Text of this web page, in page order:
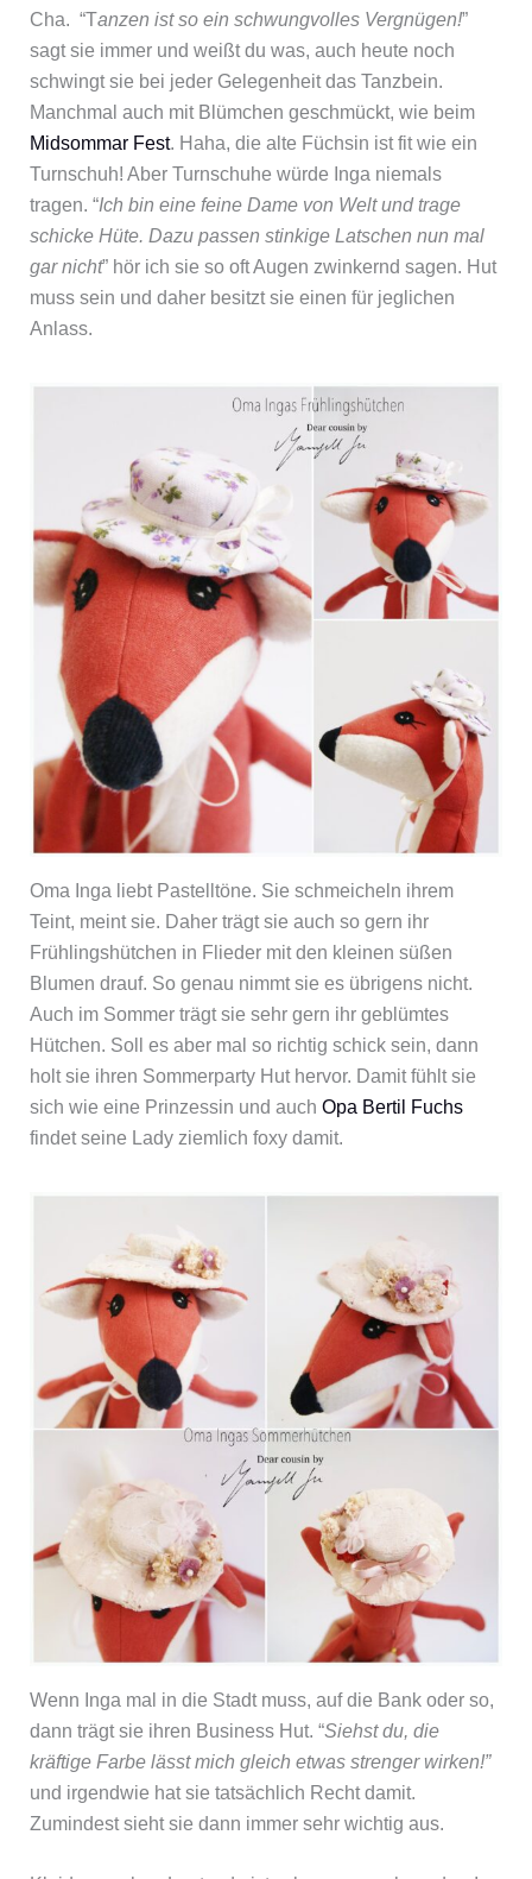
Cha. “Tanzen ist so ein schwungvolles Vergnügen!”
sagt sie immer und weißt du was, auch heute noch
schwingt sie bei jeder Gelegenheit das Tanzbein.
Manchmal auch mit Blümchen geschmückt, wie beim
Midsommar Fest. Haha, die alte Füchsin ist fit wie ein
Turnschuh! Aber Turnschuhe würde Inga niemals
tragen. “Ich bin eine feine Dame von Welt und trage
schicke Hüte. Dazu passen stinkige Latschen nun mal
gar nicht” hör ich sie so oft Augen zwinkernd sagen. Hut
muss sein und daher besitzt sie einen für jeglichen
Anlass.
Oma Inga liebt Pastelltöne. Sie schmeicheln ihrem
Teint, meint sie. Daher trägt sie auch so gern ihr
Frühlingshütchen in Flieder mit den kleinen süßen
Blumen drauf. So genau nimmt sie es übrigens nicht.
Auch im Sommer trägt sie sehr gern ihr geblümtes
Hütchen. Soll es aber mal so richtig schick sein, dann
holt sie ihren Sommerparty Hut hervor. Damit fühlt sie
sich wie eine Prinzessin und auch Opa Bertil Fuchs
findet seine Lady ziemlich foxy damit.
Wenn Inga mal in die Stadt muss, auf die Bank oder so,
dann trägt sie ihren Business Hut. “Siehst du, die
kräftige Farbe lässt mich gleich etwas strenger wirken!”
und irgendwie hat sie tatsächlich Recht damit.
Zumindest sieht sie dann immer sehr wichtig aus.